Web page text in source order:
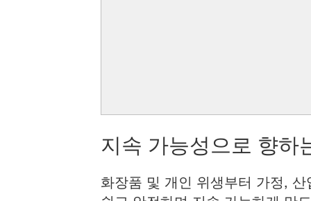
지속 가능성으로 향하
화장품 및 개인 위생부터 가정,